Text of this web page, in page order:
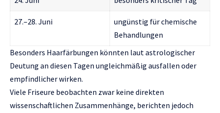
27.–28. Juni
ungünstig für chemische
Behandlungen
Besonders Haarfärbungen könnten laut astrologischer
Deutung an diesen Tagen ungleichmäßig ausfallen oder
empfindlicher wirken.
Viele Friseure beobachten zwar keine direkten
wissenschaftlichen Zusammenhänge, berichten jedoch